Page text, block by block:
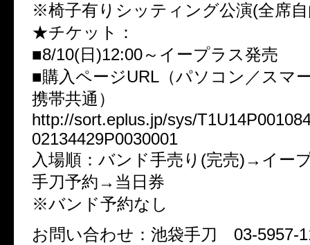
※椅子有りシッティング公演(全席
★チケット：
■8/10(日)12:00～イープラス発売
■購入ページURL（パソコン／スマ
携帯共通）
http://sort.eplus.jp/sys/
02134429P0030001
入場順：バンド手売り(完売)→イー
手刀予約→当日券
※バンド予約なし
お問い合わせ：池袋手刀 03-5957-